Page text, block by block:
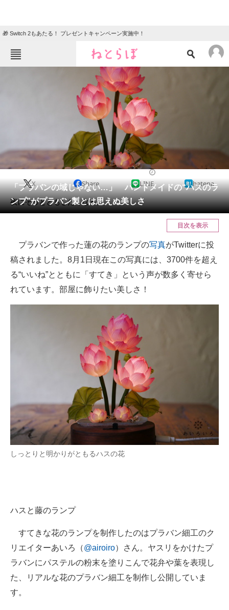
🎁 Switch 2もあたる！ プレゼントキャンペーン実施中！
ニュース
クイズ
地域
教育・育児
リサーチ
会員記事
メディア
ITの今と未来を見通す
スマホと通信の最新トレンド
進化するPCとデバイスの未来
ビジネスと働き方のヒント
AI活用のいまが分かる
経営リーダーのコミュニティ
マーケ×ITの今がよく分かる
ITエンジニア向け専門サイト
製造業のIT導入・活用を支援
モノづくり技術者専門サイト
エレクトロニクス専門サイト
電子設計の基本と応用
「プラバンの域じゃない…」 ハンドメイドの“ハスのラ
ンプ”がプラバン製とは思えぬ美しさ
X Share LINE hatena
夜にそっとともしたくなる。
目次を表示
プラバンで作った蓮の花のランプの写真がTwitterに投
稿されました。8月1日現在この写真には、3700件を超え
る“いいね”とともに「すてき」という声が数多く寄せら
れています。部屋に飾りたい美しさ！
しっとりと明かりがともるハスの花
ハスと藤のランプ
すてきな花のランプを制作したのはプラバン細工のク
リエイターあいろ（@airoiro）さん。ヤスリをかけたプ
ラバンにパステルの粉末を塗りこんで花弁や葉を表現し
た、リアルな花のプラバン細工を制作し公開していま
す。